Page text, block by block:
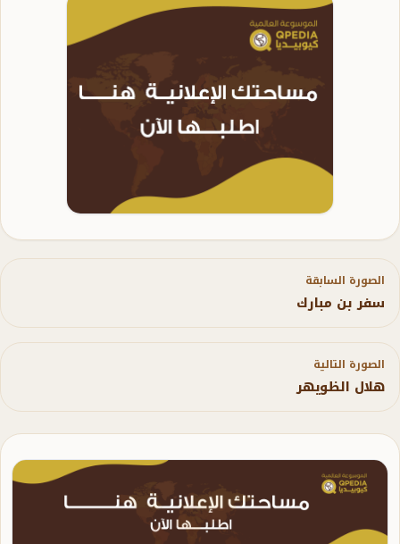
الصورة السابقة
سفر بن مبارك
الصورة التالية
هلال الظويهر